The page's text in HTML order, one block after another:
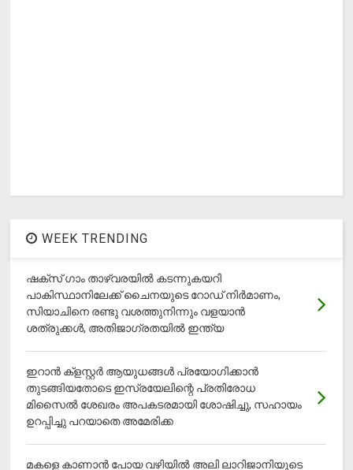
WEEK TRENDING
ഷക്സ് ​ഗാം താഴ്‌വരയിൽ കടന്നുകയറി
പാകിസ്ഥാനിലേക്ക് ചൈനയുടെ റോഡ് നിർമാണം,
സിയാചിനെ രണ്ടു വശത്തുനിന്നും വളയാൻ
ശത്രുക്കൾ, അതിജാ​ഗ്രതയിൽ ഇന്ത്യ
ഇറാന്‍ ക്‌ളസ്റ്റര്‍ ആയുധങ്ങള്‍ പ്രയോഗിക്കാന്‍
തുടങ്ങിയതോടെ ഇസ്രയേലിന്റെ പ്രതിരോധ
മിസൈല്‍ ശേഖരം അപകടരമായി ശോഷിച്ചു, സഹായം
ഉറപ്പിച്ചു പറയാതെ അമേരിക്ക
മകളെ കാണാന്‍ പോയ വഴിയില്‍ അലി ലാറിജാനിയുടെ